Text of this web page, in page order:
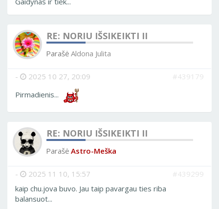
RE: NORIU IŠSIKEIKTI II
Parašė Aldona Julita
- 2025 10 27, 20:09
#439179
Pirmadienis...
RE: NORIU IŠSIKEIKTI II
Parašė Astro-Meška
- 2025 11 10, 15:57
#439299
kaip chu.jova buvo. Jau taip pavargau ties riba
balansuot...